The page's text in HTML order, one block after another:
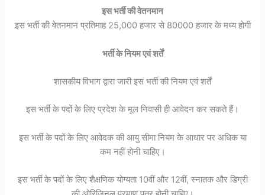
इस भर्ती की वेतनमान
इस भर्ती की वेतनमान प्रतिमाह 25,000 हजार से 80000 हजार के मध्य होगी
भर्ती के नियम एवं शर्तें
शासकीय विभाग द्वारा जारी इस भर्ती की नियम एवं शर्तें
इस भर्ती के पदों के लिए प्रदेश के मूल निवासी ही आवेदन कर सकते हैं।
इस भर्ती के पदों के लिए आवेदक की आयु सीमा नियम के आधार पर अधिक या
कम नहीं होनी चाहिए।
इस भर्ती के पदों के लिए शैक्षणिक योग्यता 10वीं और 12वीं, स्नातक और डिग्री